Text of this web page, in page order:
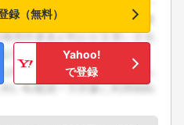
録（無料）
Yahoo!
で登録